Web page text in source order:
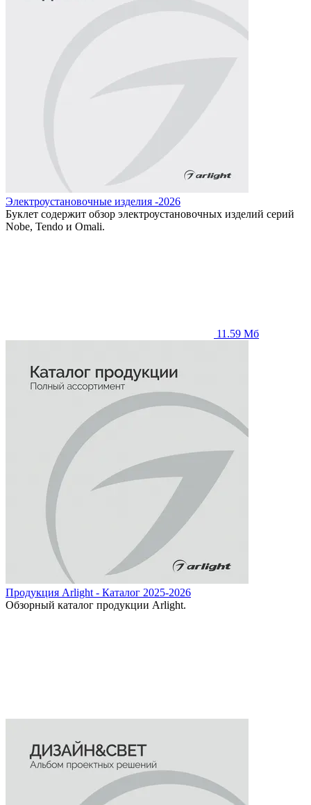
Электроустановочные изделия -2026
Буклет содержит обзор электроустановочных изделий серий
Nobe, Tendo и Omali.
11.59 Мб
Продукция Arlight - Каталог 2025-2026
Обзорный каталог продукции Arlight.